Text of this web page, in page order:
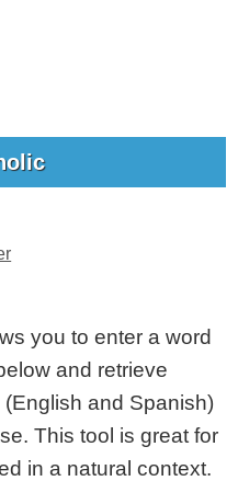
you to enter a word
and retrieve
and Spanish)
This tool is great for
in a natural context.